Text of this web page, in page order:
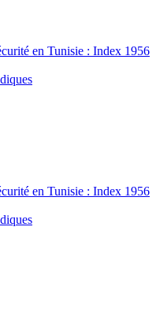
en Tunisie : Index 1956
en Tunisie : Index 1956